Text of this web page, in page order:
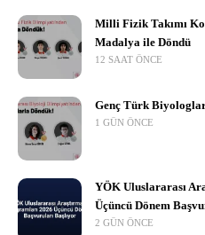
Milli Fizik Takımı
Madalya ile Döndü
12 SAAT ÖNCE
Genç Türk
1 GÜN ÖNCE
YÖK Uluslararası
Üçüncü Dönem
2 GÜN ÖNCE